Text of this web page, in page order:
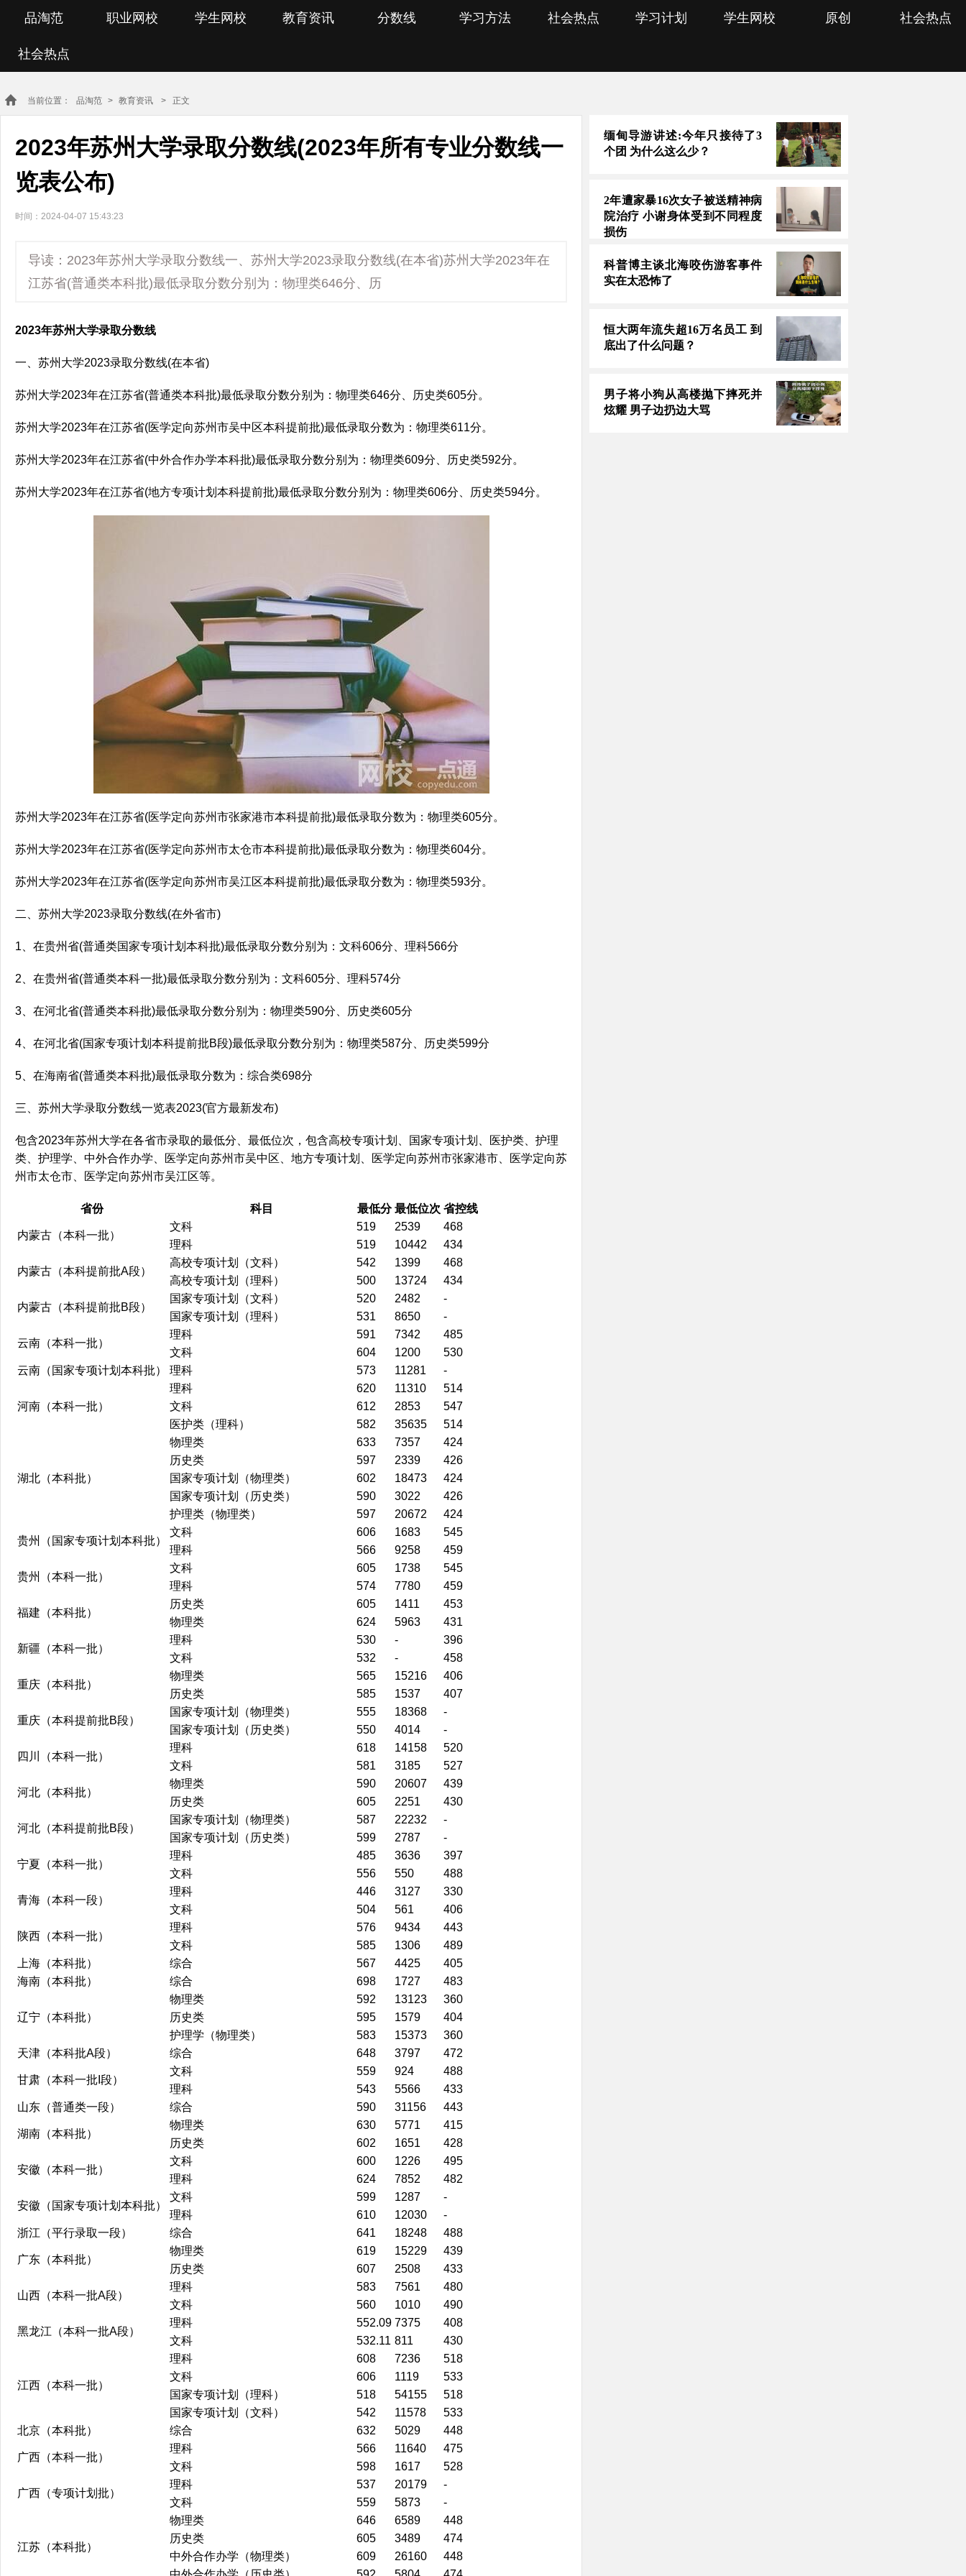
品淘范 职业网校 学生网校 教育资讯 分数线 学习方法 社会热点 学习计划 学生网校 原创 社会热点
社会热点
当前位置： 品淘范 > 教育资讯 > 正文
2023年苏州大学录取分数线(2023年所有专业分数线一
览表公布)
时间：2024-04-07 15:43:23
导读：2023年苏州大学录取分数线一、苏州大学2023录取分数线(在本省)苏州大学2023年在
江苏省(普通类本科批)最低录取分数分别为：物理类646分、历
2023年苏州大学录取分数线
一、苏州大学2023录取分数线(在本省)
苏州大学2023年在江苏省(普通类本科批)最低录取分数分别为：物理类646分、历史类605分。
苏州大学2023年在江苏省(医学定向苏州市吴中区本科提前批)最低录取分数为：物理类611分。
苏州大学2023年在江苏省(中外合作办学本科批)最低录取分数分别为：物理类609分、历史类592分。
苏州大学2023年在江苏省(地方专项计划本科提前批)最低录取分数分别为：物理类606分、历史类594分。
苏州大学2023年在江苏省(医学定向苏州市张家港市本科提前批)最低录取分数为：物理类605分。
苏州大学2023年在江苏省(医学定向苏州市太仓市本科提前批)最低录取分数为：物理类604分。
苏州大学2023年在江苏省(医学定向苏州市吴江区本科提前批)最低录取分数为：物理类593分。
二、苏州大学2023录取分数线(在外省市)
1、在贵州省(普通类国家专项计划本科批)最低录取分数分别为：文科606分、理科566分
2、在贵州省(普通类本科一批)最低录取分数分别为：文科605分、理科574分
3、在河北省(普通类本科批)最低录取分数分别为：物理类590分、历史类605分
4、在河北省(国家专项计划本科提前批B段)最低录取分数分别为：物理类587分、历史类599分
5、在海南省(普通类本科批)最低录取分数为：综合类698分
三、苏州大学录取分数线一览表2023(官方最新发布)
包含2023年苏州大学在各省市录取的最低分、最低位次，包含高校专项计划、国家专项计划、医护类、护理
类、护理学、中外合作办学、医学定向苏州市吴中区、地方专项计划、医学定向苏州市张家港市、医学定向苏
州市太仓市、医学定向苏州市吴江区等。
省份 科目 最低分 最低位次 省控线
内蒙古（本科一批）
文科 519 2539
468
理科
519 10442 434
内蒙古（本科提前批A段）
高校专项计划（文科） 542 1399
468
高校专项计划（理科）
500 13724 434
内蒙古（本科提前批B段）
国家专项计划（文科） 520 2482
-
国家专项计划（理科）
531 8650 -
云南（本科一批）
理科 591 7342
485
文科
604 1200
530
云南（国家专项计划本科批）
理科 573 11281 -
河南（本科一批）
理科 620 11310
514
文科
612 2853
547
医护类（理科）
582 35635 514
湖北（本科批）
物理类 633 7357
424
历史类
597 2339
426
国家专项计划（物理类）
602 18473
424
国家专项计划（历史类）
590 3022
426
护理类（物理类）
597 20672 424
贵州（国家专项计划本科批）
文科 606 1683
545
理科
566 9258 459
贵州（本科一批）
文科 605 1738
545
理科
574 7780 459
福建（本科批）
历史类 605 1411
453
物理类
624 5963 431
新疆（本科一批）
理科 530 -
396
文科
532 - 458
重庆（本科批）
物理类 565 15216
406
历史类
585 1537 407
重庆（本科提前批B段）
国家专项计划（物理类） 555 18368
-
国家专项计划（历史类）
550 4014 -
四川（本科一批）
理科 618 14158
520
文科
581 3185 527
河北（本科批）
物理类 590 20607
439
历史类
605 2251 430
河北（本科提前批B段）
国家专项计划（物理类） 587 22232
-
国家专项计划（历史类）
599 2787 -
宁夏（本科一批）
理科 485 3636
397
文科
556 550 488
青海（本科一段）
理科 446 3127
330
文科
504 561 406
陕西（本科一批）
理科 576 9434
443
文科
585 1306
489
上海（本科批）
综合 567 4425
405
海南（本科批）
综合 698 1727 483
辽宁（本科批）
物理类 592 13123
360
历史类
595 1579
404
护理学（物理类）
583 15373
360
天津（本科批A段）
综合 648 3797 472
甘肃（本科一批I段）
文科 559 924
488
理科
543 5566
433
山东（普通类一段）
综合 590 31156 443
湖南（本科批）
物理类 630 5771
415
历史类
602 1651 428
安徽（本科一批）
文科 600 1226
495
理科
624 7852 482
安徽（国家专项计划本科批）
文科 599 1287
-
理科
610 12030
-
浙江（平行录取一段）
综合 641 18248 488
广东（本科批）
物理类 619 15229
439
历史类
607 2508 433
山西（本科一批A段）
理科 583 7561
480
文科
560 1010 490
黑龙江（本科一批A段）
理科 552.09 7375
408
文科
532.11 811 430
江西（本科一批）
理科 608 7236
518
文科
606 1119
533
国家专项计划（理科）
518 54155
518
国家专项计划（文科）
542 11578
533
北京（本科批）
综合 632 5029 448
广西（本科一批）
理科 566 11640
475
文科
598 1617 528
广西（专项计划批）
理科 537 20179
-
文科
559 5873 -
江苏（本科批）
物理类 646 6589
448
历史类
605 3489
474
中外合作办学（物理类）
609 26160
448
缅甸导游讲述:今年只接待了3
个团 为什么这么少？
2年遭家暴16次女子被送精神病
院治疗 小谢身体受到不同程度
损伤
科普博主谈北海咬伤游客事件
实在太恐怖了
恒大两年流失超16万名员工 到
底出了什么问题？
男子将小狗从高楼抛下摔死并
炫耀 男子边扔边大骂